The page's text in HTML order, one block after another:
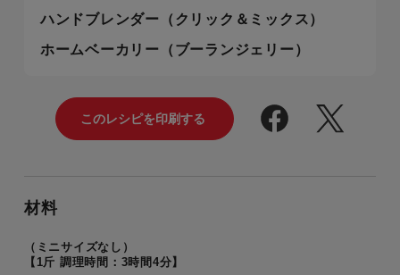
ハンドブレンダー（クリック＆ミックス）
ホームベーカリー（ブーランジェリー）
材料
（ミニサイズなし）
【1斤 調理時間：3時間4分】